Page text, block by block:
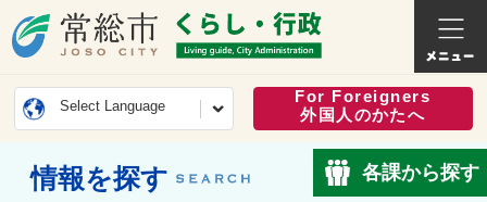
常総市公式ホームページ
くらし
Select Language
For Foreigners
外国人のかたへ
情報を探す 各課から探す